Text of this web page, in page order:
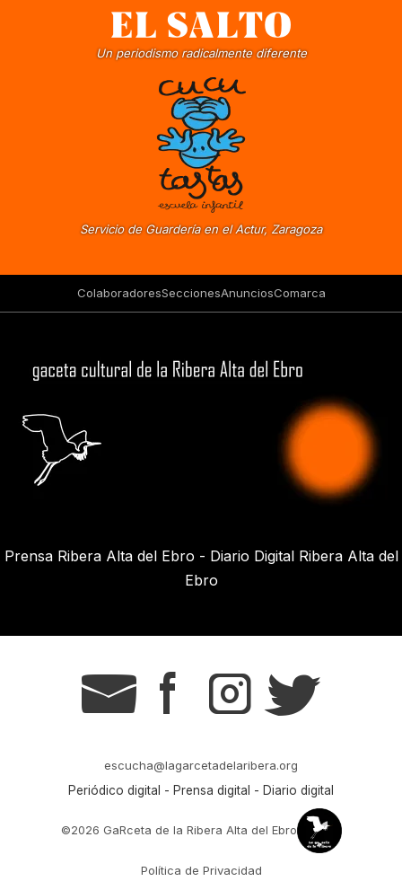
Un periodismo radicalmente diferente
Servicio de Guardería en el Actur, Zaragoza
ColaboradoresSeccionesAnunciosComarca
Prensa Ribera Alta del Ebro - Diario Digital Ribera Alta del
Ebro
g s t r
escucha@lagarcetadelaribera.org
Periódico digital - Prensa digital - Diario digital
©2026 GaRceta de la Ribera Alta del Ebro
Política de Privacidad